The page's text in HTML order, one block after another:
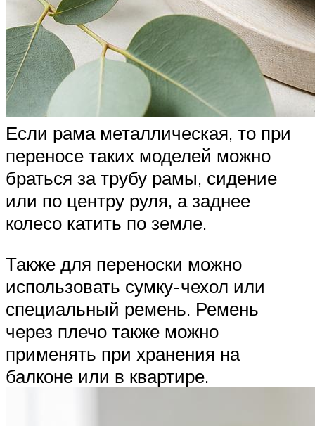
Если рама металлическая, то при
переносе таких моделей можно
браться за трубу рамы, сидение
или по центру руля, а заднее
колесо катить по земле.
Также для переноски можно
использовать сумку-чехол или
специальный ремень. Ремень
через плечо также можно
применять при хранения на
балконе или в квартире.